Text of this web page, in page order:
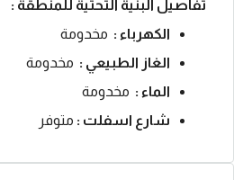
تفاصيل البنية التحتية للمنطقة :
الكهرباء : مخدومة
الغاز الطبيعي : مخدومة
الماء : مخدومة
شارع اسفلت : متوفر